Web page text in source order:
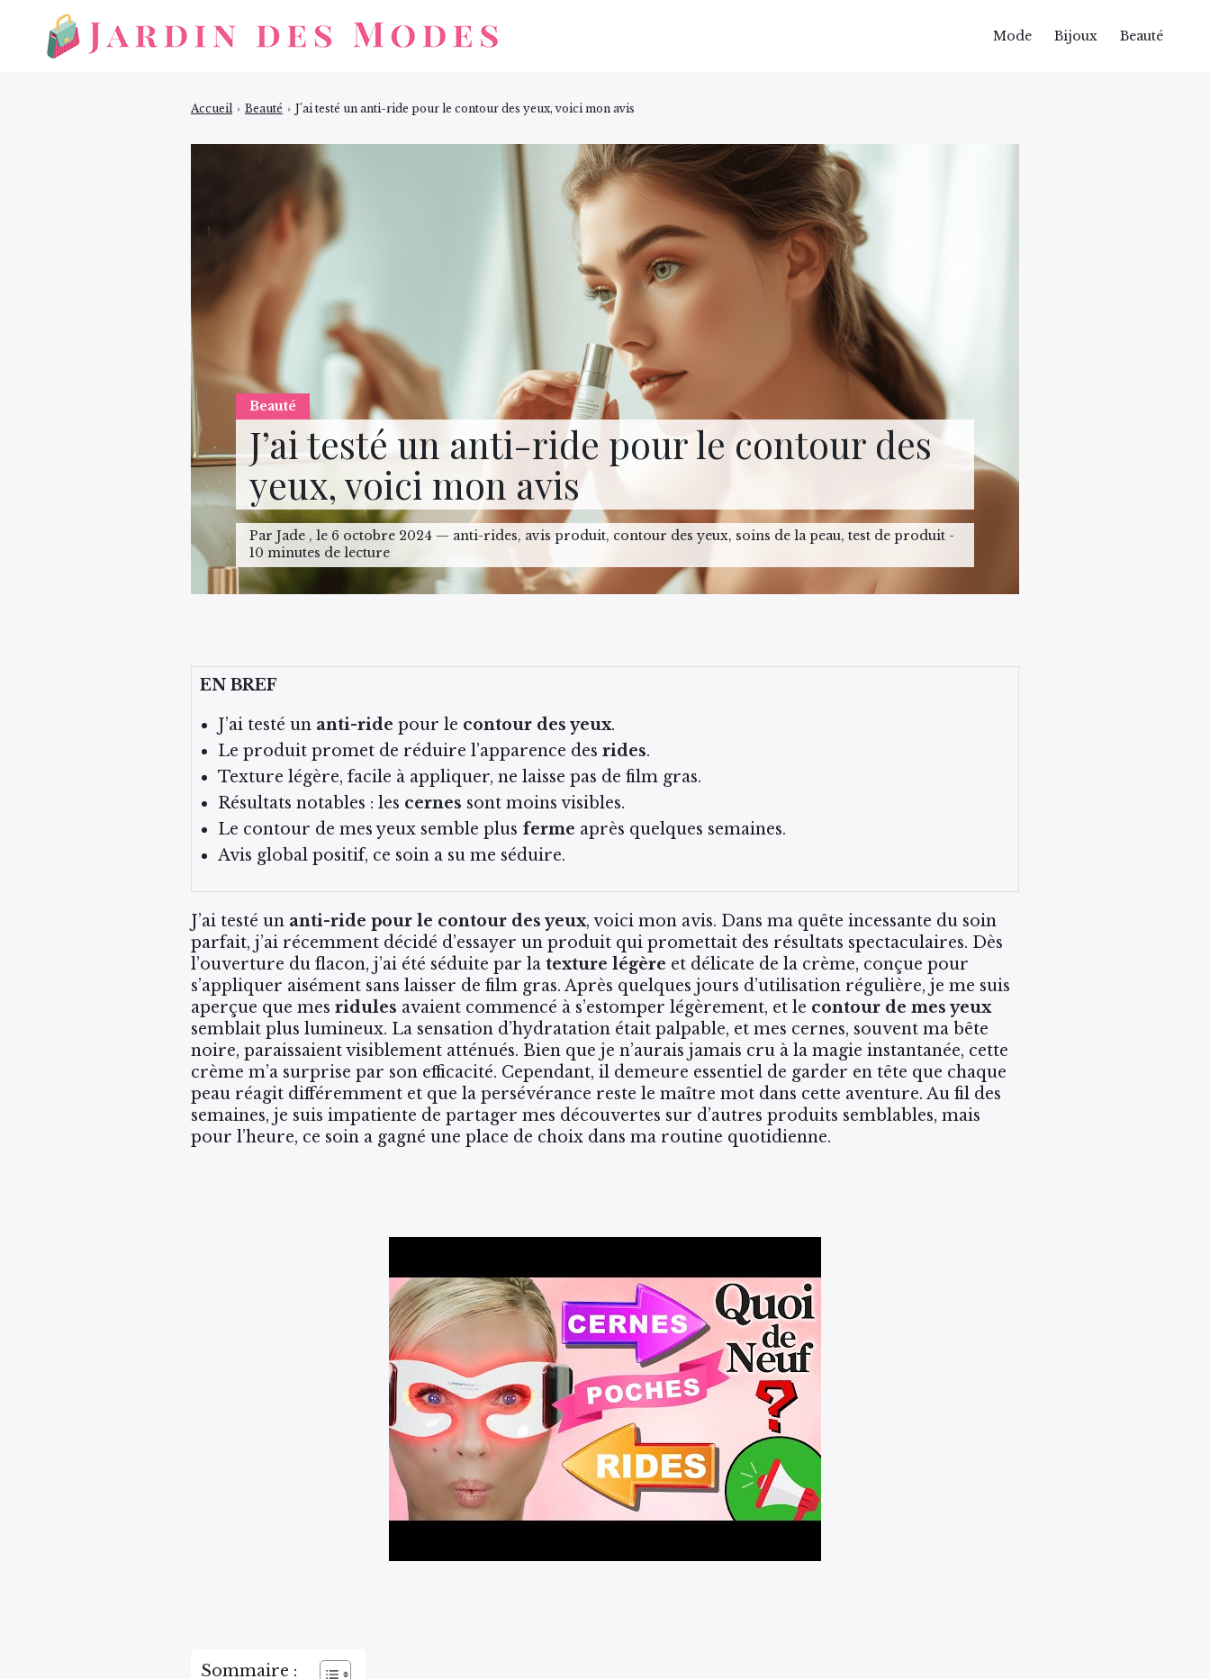
Beauté
J’ai testé un anti-ride pour le contour des
yeux, voici mon avis
Par Jade , le 6 octobre 2024 — anti-rides, avis produit, contour des yeux, soins de la peau, test de produit -
10 minutes de lecture
Accueil › Beauté › J’ai testé un anti-ride pour le contour des yeux, voici mon avis
EN BREF
J’ai testé un anti-ride pour le contour des yeux.
Le produit promet de réduire l’apparence des rides.
Texture légère, facile à appliquer, ne laisse pas de film gras.
Résultats notables : les cernes sont moins visibles.
Le contour de mes yeux semble plus ferme après quelques semaines.
Avis global positif, ce soin a su me séduire.
J’ai testé un anti-ride pour le contour des yeux, voici mon avis. Dans ma quête incessante du soin
parfait, j’ai récemment décidé d’essayer un produit qui promettait des résultats spectaculaires. Dès
l’ouverture du flacon, j’ai été séduite par la texture légère et délicate de la crème, conçue pour
s’appliquer aisément sans laisser de film gras. Après quelques jours d’utilisation régulière, je me suis
aperçue que mes ridules avaient commencé à s’estomper légèrement, et le contour de mes yeux
semblait plus lumineux. La sensation d’hydratation était palpable, et mes cernes, souvent ma bête
noire, paraissaient visiblement atténués. Bien que je n’aurais jamais cru à la magie instantanée, cette
crème m’a surprise par son efficacité. Cependant, il demeure essentiel de garder en tête que chaque
peau réagit différemment et que la persévérance reste le maître mot dans cette aventure. Au fil des
semaines, je suis impatiente de partager mes découvertes sur d’autres produits semblables, mais
pour l’heure, ce soin a gagné une place de choix dans ma routine quotidienne.
Sommaire :
Mode Bijoux Beauté